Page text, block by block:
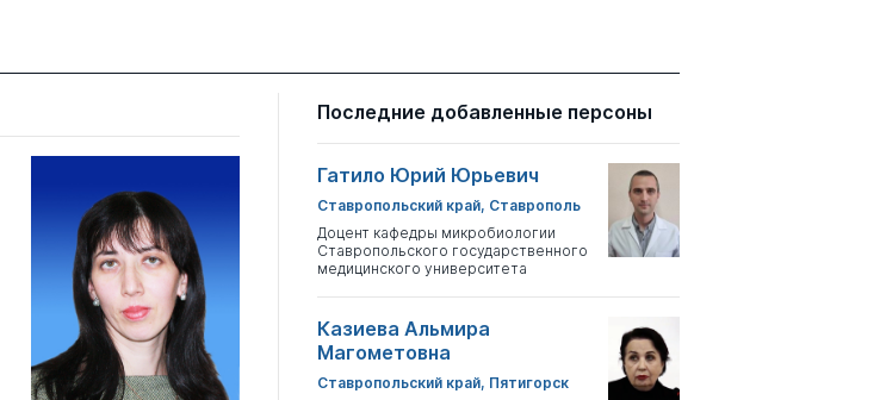
Последние добавленные персоны
Гатило Юрий Юрьевич
Ставропольский край, Ставрополь
Доцент кафедры микробиологии
Ставропольского государственного
медицинского университета
Казиева Альмира
Магометовна
Ставропольский край, Пятигорск